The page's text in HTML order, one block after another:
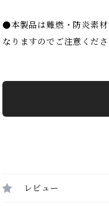
●本製品は難燃・防炎素材
なりますのでご注意くださ
レビュー